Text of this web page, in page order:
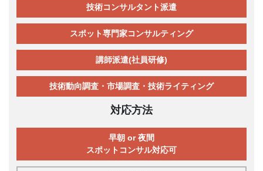
技術コンサルタント派遣
スポット専門家コンサルティング
講師派遣(社員研修)
技術動向調査・市場調査・技術ライティング
対応方法
早朝 or 夜間
スポットコンサル対応可